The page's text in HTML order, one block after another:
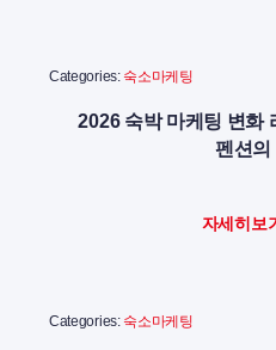
Categories: 숙소마케팅
2026 숙박 마케팅 변화
펜션의
자세히보기
Categories: 숙소마케팅